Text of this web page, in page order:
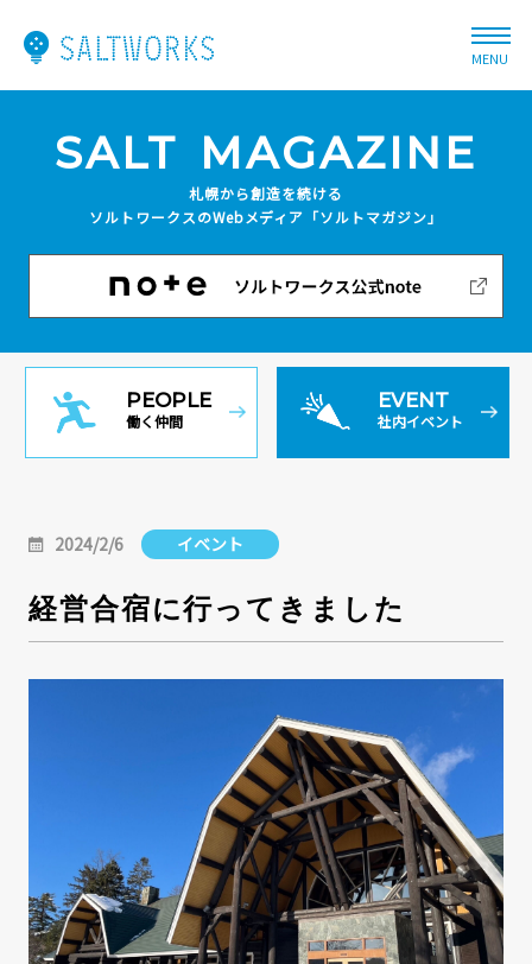
SALT MAGAZINE
札幌から創造を続ける
ソルトワークスのWebメディア 「ソルトマガジン」
PEOPLE
働く仲間
EVENT
社内イベント
2024/2/6 イベント
経営合宿に行ってきました
MENU